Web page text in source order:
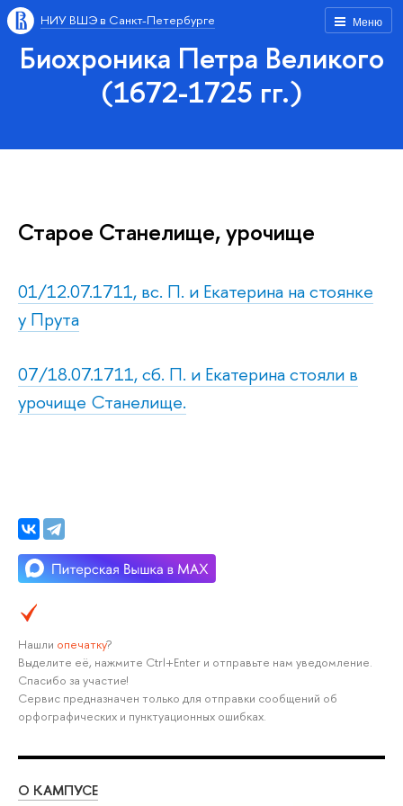
Меню
НИУ ВШЭ в Санкт-Петербурге
Биохроника Петра Великого
(1672-1725 гг.)
Старое Станелище, урочище
01/12.07.1711, вс. П. и Екатерина на стоянке
у Прута
07/18.07.1711, сб. П. и Екатерина стояли в
урочище Станелище.
Нашли опечатку?
Выделите её, нажмите Ctrl+Enter и отправьте нам уведомление.
Спасибо за участие!
Сервис предназначен только для отправки сообщений об
орфографических и пунктуационных ошибках.
О КАМПУСЕ